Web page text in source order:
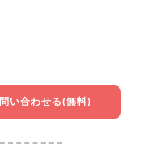
問い合わせる(無料)